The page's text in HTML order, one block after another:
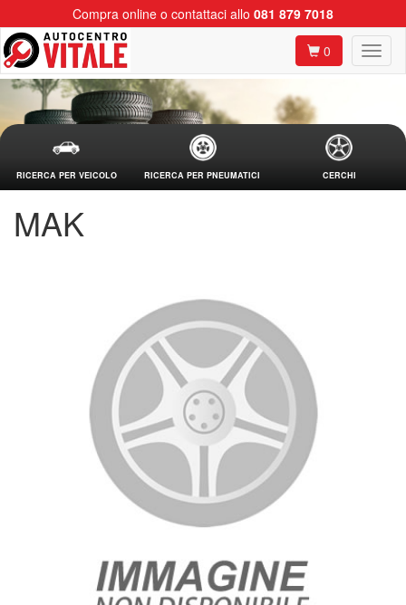
Compra online o contattaci allo 081 879 7018
0
RICERCA PER VEICOLO RICERCA PER PNEUMATICI CERCHI
MAK